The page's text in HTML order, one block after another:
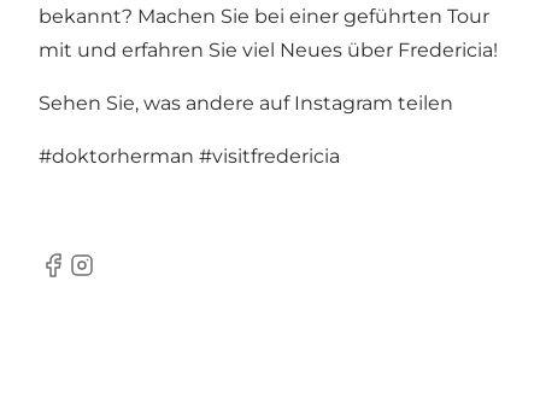
bekannt? Machen Sie bei einer geführten Tour
mit und erfahren Sie viel Neues über Fredericia!
Sehen Sie, was andere auf Instagram teilen
#doktorherman #visitfredericia
Facebook
Instagram